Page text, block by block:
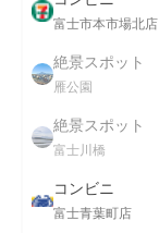
富士市本市場北店
絶景スポット
雁公園
絶景スポット
富士川橋
コンビニ
富士青葉町店